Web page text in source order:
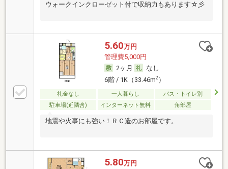
ウォークインクローゼット付で収納力もあります☆彡
5.60万円
管理費5,000円
2ヶ月
なし
6階 / 1K（33.46m2）
礼金なし 一人暮らし
バス・トイレ別
駐車場(近隣含)
インターネット無料 角部屋
地震や火事にも強い！ＲＣ造のお部屋です。
5.80万円